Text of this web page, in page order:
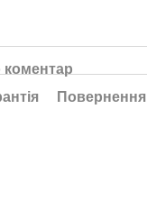
коментар
Повернення